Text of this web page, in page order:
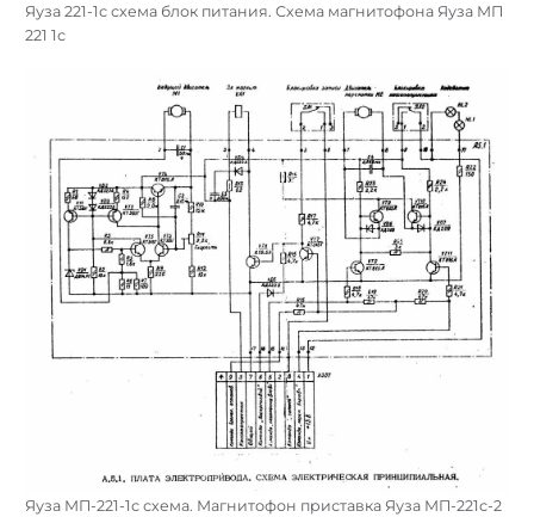
Яуза 221-1с схема блок питания. Схема магнитофона Яуза МП
221 1с
Яуза МП-221-1с схема. Магнитофон приставка Яуза МП-221с-2